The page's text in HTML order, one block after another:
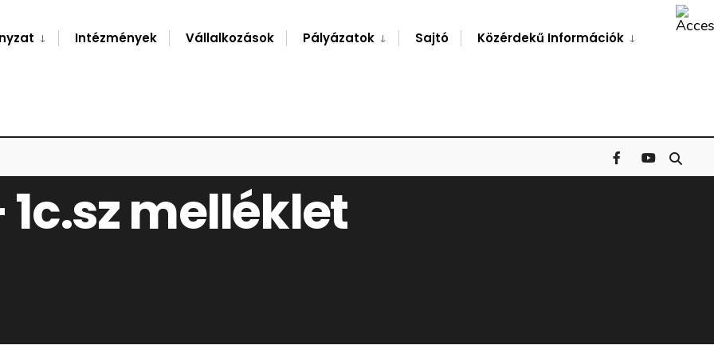
Intézmények Vállalkozások Pályázatok Sajtó Közérdekű Információk
1c.sz melléklet
Window